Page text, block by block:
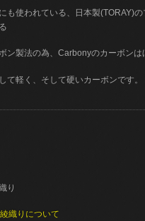
も使われている、日本製(TORAY)
ン製法の為、Carbonyのカーボン
て軽く、そして硬いカーボンです。
り
織りについて